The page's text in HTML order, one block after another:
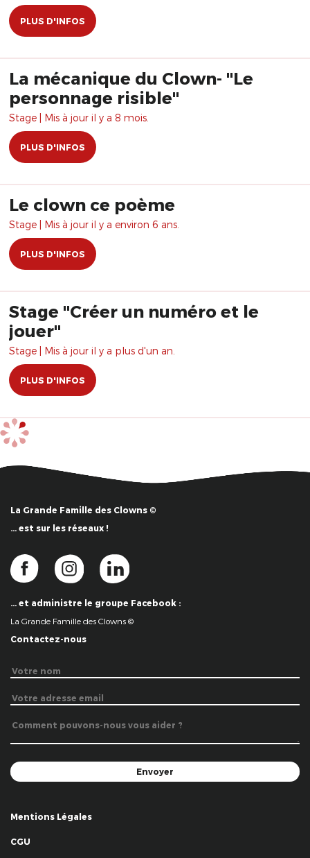
PLUS D'INFOS
La mécanique du Clown- "Le
personnage risible"
Stage | Mis à jour il y a 8 mois.
PLUS D'INFOS
Le clown ce poème
Stage | Mis à jour il y a environ 6 ans.
PLUS D'INFOS
Stage "Créer un numéro et le
jouer"
Stage | Mis à jour il y a plus d'un an.
PLUS D'INFOS
La Grande Famille des Clowns ©
… est sur les réseaux !
… et administre le groupe Facebook :
La Grande Famille des Clowns ©
Contactez-nous
Mentions Légales
CGU